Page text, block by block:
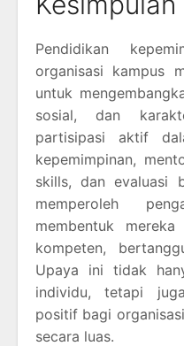
Pendidikan
organisasi kampus
untuk
sosial, dan
partisipasi aktif
kepemimpinan,
skills, dan evaluasi
memperoleh
membentuk
kompeten,
Upaya ini tidak
individu, tetapi
positif bagi
secara luas.